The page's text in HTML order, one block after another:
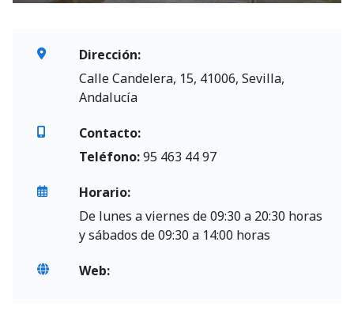
Dirección:
Calle Candelera, 15, 41006, Sevilla,
Andalucía
Contacto:
Teléfono:95 463 44 97
Horario:
De lunes a viernes de 09:30 a 20:30 horas
y sábados de 09:30 a 14:00 horas
Web: